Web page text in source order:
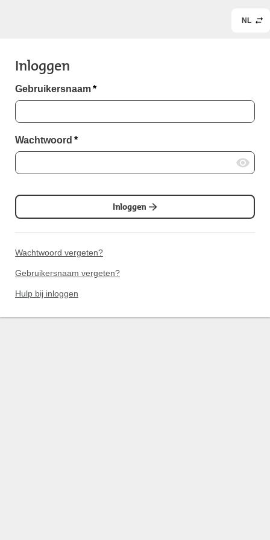
NL
Inloggen
Gebruikersnaam*
Wachtwoord *
Inloggen
Wachtwoord vergeten?
Gebruikersnaam vergeten?
Hulp bij inloggen